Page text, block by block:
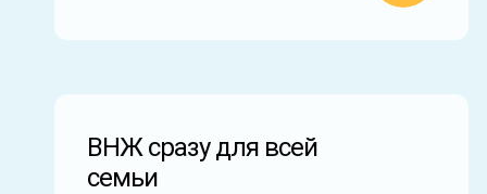
ВНЖ сразу для всей
семьи